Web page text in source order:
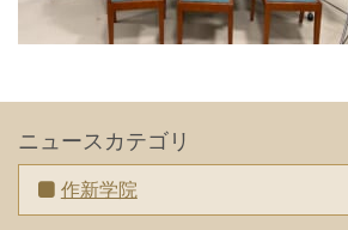
ニュースカテゴリ
作新学院